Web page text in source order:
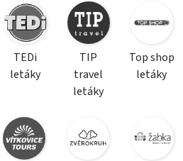
TEDi
letáky
TIP
travel
letáky
Top shop
letáky